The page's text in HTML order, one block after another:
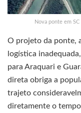
Nova ponte em
O projeto da ponte,
logística
para Araquari e
direta obriga a
trajeto
diretamente o